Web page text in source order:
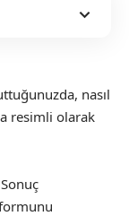
nasıl
resimli olarak